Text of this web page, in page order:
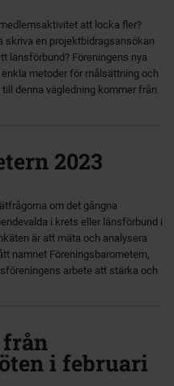
att locka fler?
skriva en projektbidragsansökan
länsförbund? Föreningens nya
metoder för målsättning och
denna vägledning kommer från
2023
om det gångna
i krets eller länsförbund i
är att mäta och analysera
namnet Föreningsbarometern,
arbete att stärka och
i februari